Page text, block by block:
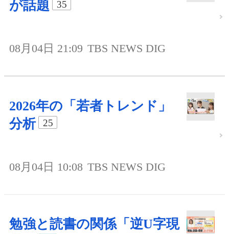
が話題 35
08月04日 21:09 TBS NEWS DIG
2026年の「若者トレンド」
分析
25
08月04日 10:08 TBS NEWS DIG
勉強と読書の関係「逆U字現